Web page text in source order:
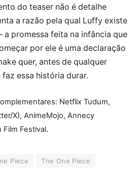
do teaser não é detalhe
a razão pela qual Luffy existe
promessa feita na infância que
por ele é uma declaração
quer, antes de qualquer
essa história durar.
Netflix Tudum,
X), AnimeMojo, Annecy
Festival.
Piece
The One Piece